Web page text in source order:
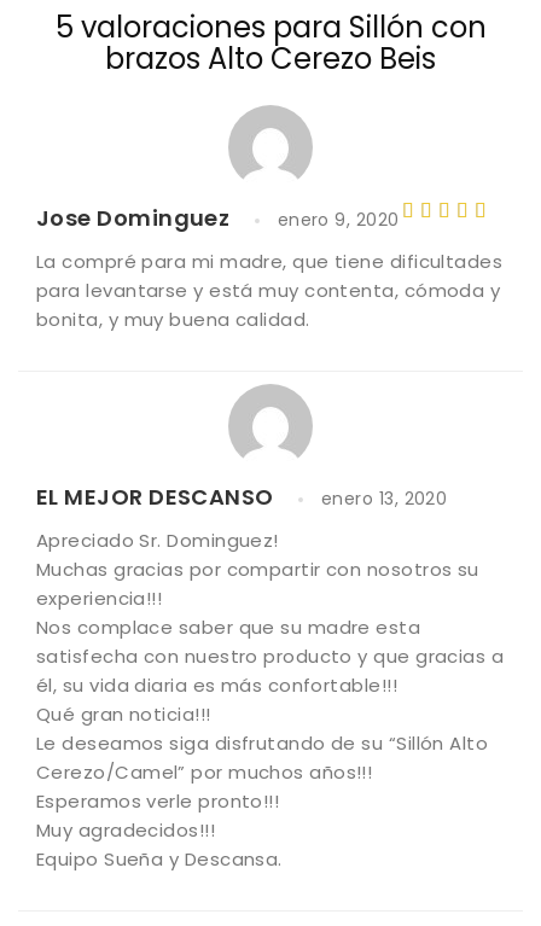
5 valoraciones para Sillón con
brazos Alto Cerezo Beis
con5de
5
Jose Dominguez enero 9, 2020
La compré para mi madre, que tiene dificultades
para levantarse y está muy contenta, cómoda y
bonita, y muy buena calidad.
EL MEJOR DESCANSO enero 13, 2020
Apreciado Sr. Dominguez!
Muchas gracias por compartir con nosotros su
experiencia!!!
Nos complace saber que su madre esta
satisfecha con nuestro producto y que gracias a
él, su vida diaria es más confortable!!!
Qué gran noticia!!!
Le deseamos siga disfrutando de su “Sillón Alto
Cerezo/Camel” por muchos años!!!
Esperamos verle pronto!!!
Muy agradecidos!!!
Equipo Sueña y Descansa.